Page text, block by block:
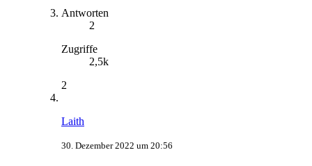
Antworten
2
Zugriffe
2,5k
2
Laith
30. Dezember 2022 um 20:56